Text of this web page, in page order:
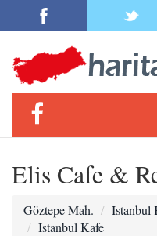
Elis Cafe &
Göztepe Mah.
Istanbul
Istanbul Kafe